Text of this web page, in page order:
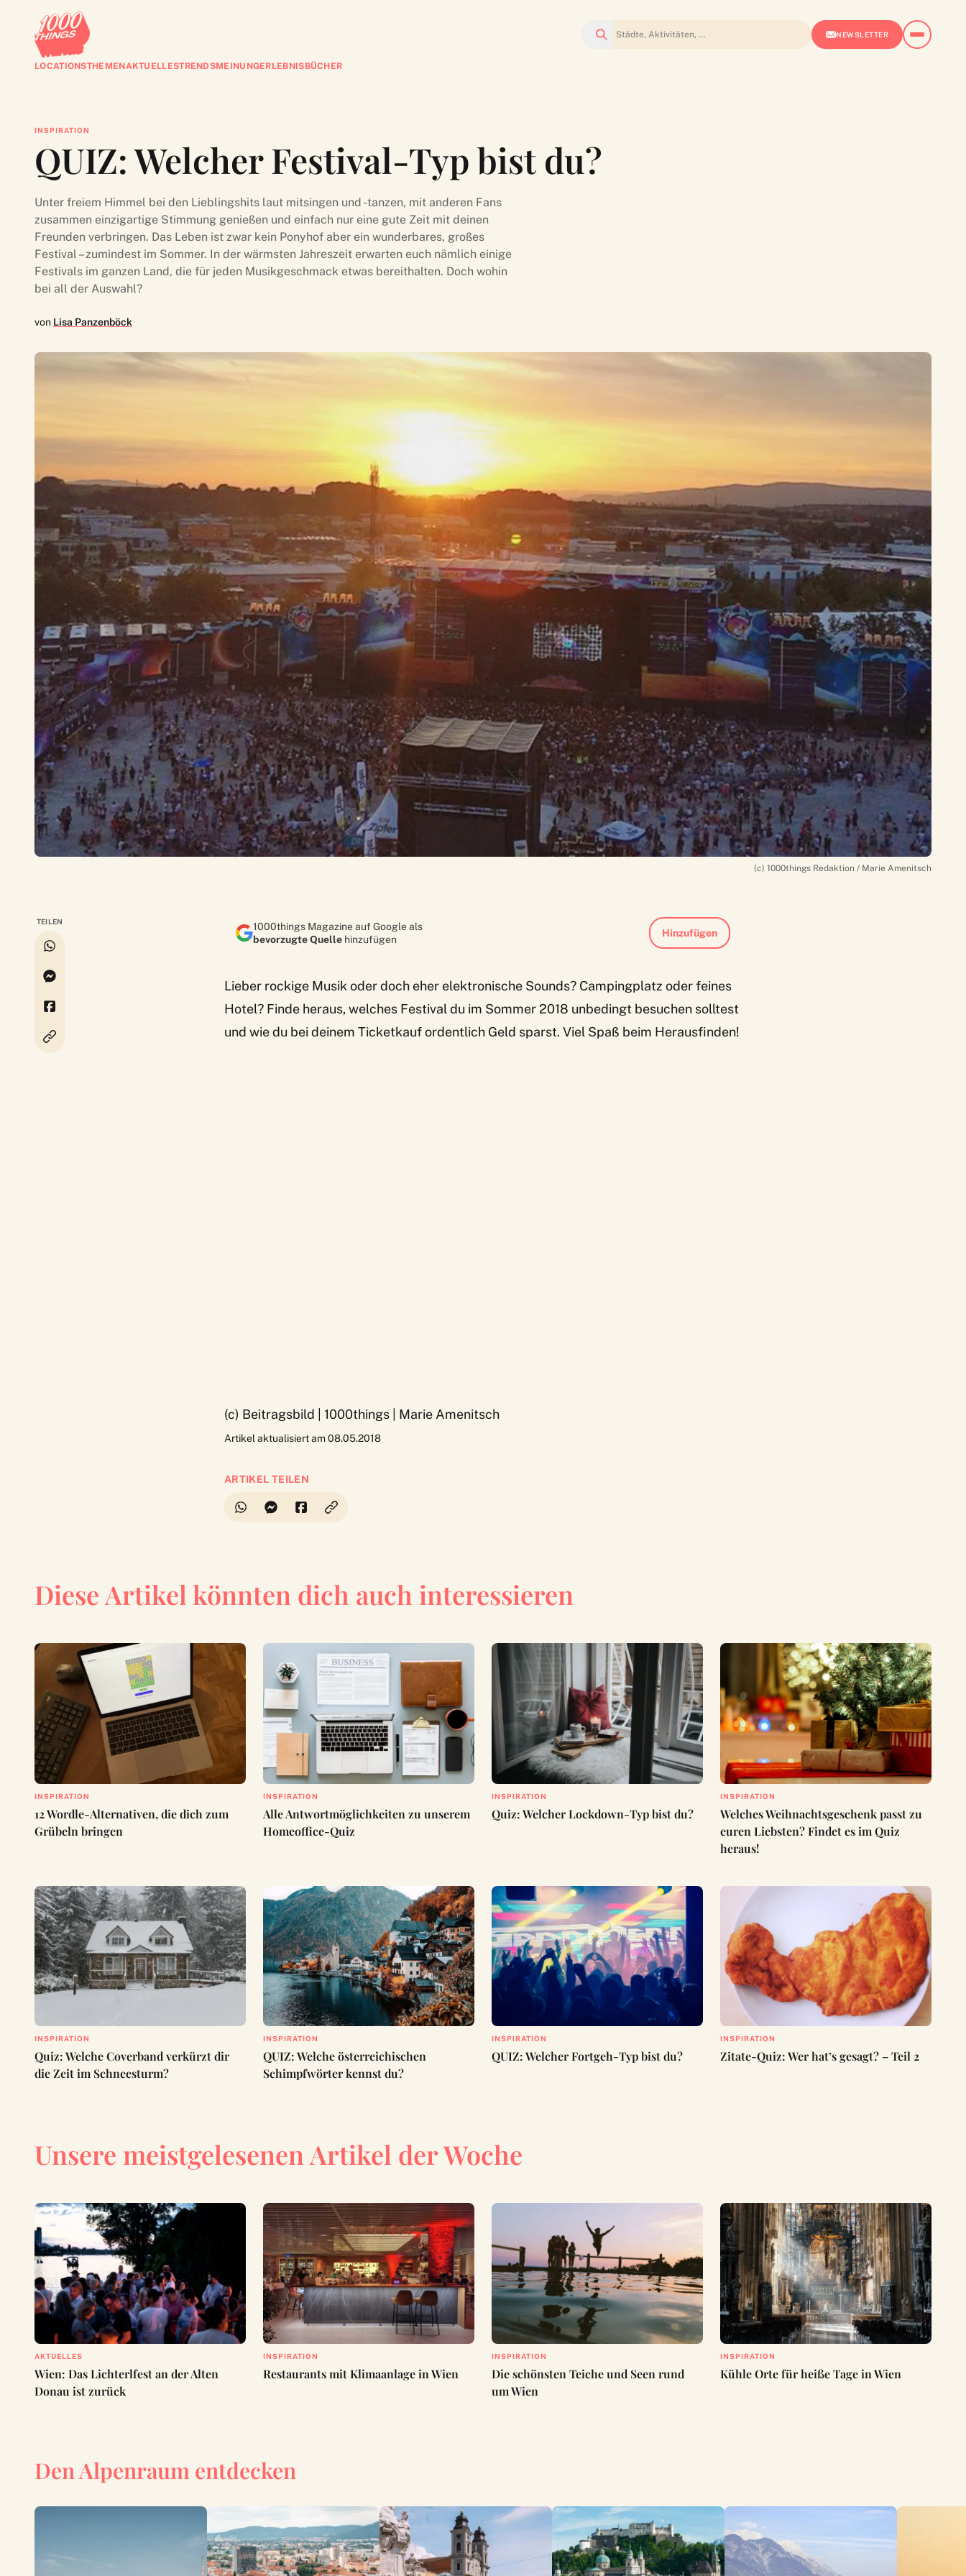
Suchen NEWSLETTER
LOCATIONSTHEMENAKTUELLESTRENDSMEINUNGERLEBNISBÜCHER
INSPIRATION
QUIZ: Welcher Festival-Typ bist du?
Unter freiem Himmel bei den Lieblingshits laut mitsingen und -tanzen, mit anderen Fans
zusammen einzigartige Stimmung genießen und einfach nur eine gute Zeit mit deinen
Freunden verbringen. Das Leben ist zwar kein Ponyhof aber ein wunderbares, großes
Festival – zumindest im Sommer. In der wärmsten Jahreszeit erwarten euch nämlich einige
Festivals im ganzen Land, die für jeden Musikgeschmack etwas bereithalten. Doch wohin
bei all der Auswahl?
von Lisa Panzenböck
(c) 1000things Redaktion / Marie Amenitsch
TEILEN
1000things Magazine auf Google als
bevorzugte Quelle hinzufügen
Hinzufügen
Lieber rockige Musik oder doch eher elektronische Sounds? Campingplatz oder feines
Hotel? Finde heraus, welches Festival du im Sommer 2018 unbedingt besuchen solltest
und wie du bei deinem Ticketkauf ordentlich Geld sparst. Viel Spaß beim Herausfinden!
(c) Beitragsbild | 1000things | Marie Amenitsch
Artikel aktualisiert am 08.05.2018
ARTIKEL TEILEN
Diese Artikel könnten dich auch interessieren
INSPIRATION
12 Wordle-Alternativen, die dich zum
Grübeln bringen
INSPIRATION
Alle Antwortmöglichkeiten zu unserem
Homeoffice-Quiz
INSPIRATION
Quiz: Welcher Lockdown-Typ bist du?
INSPIRATION
Welches Weihnachtsgeschenk passt zu
euren Liebsten? Findet es im Quiz
heraus!
INSPIRATION
Quiz: Welche Coverband verkürzt dir
die Zeit im Schneesturm?
INSPIRATION
QUIZ: Welche österreichischen
Schimpfwörter kennst du?
INSPIRATION
QUIZ: Welcher Fortgeh-Typ bist du?
INSPIRATION
Zitate-Quiz: Wer hat’s gesagt? – Teil 2
Unsere meistgelesenen Artikel der Woche
AKTUELLES
Wien: Das Lichterlfest an der Alten
Donau ist zurück
INSPIRATION
Restaurants mit Klimaanlage in Wien
INSPIRATION
Die schönsten Teiche und Seen rund
um Wien
INSPIRATION
Kühle Orte für heiße Tage in Wien
Den Alpenraum entdecken